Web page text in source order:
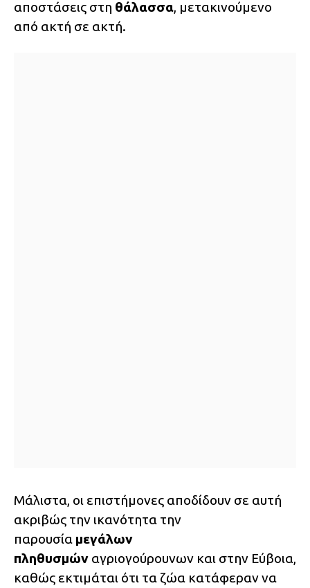
αποστάσεις στη θάλασσα, μετακινούμενο
από ακτή σε ακτή.
Μάλιστα, οι επιστήμονες αποδίδουν σε αυτή
ακριβώς την ικανότητα την
παρουσία μεγάλων
πληθυσμών αγριογούρουνων και στην Εύβοια,
καθώς εκτιμάται ότι τα ζώα κατάφεραν να